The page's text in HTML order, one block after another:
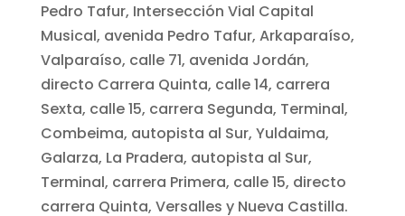
Pedro Tafur, Intersección Vial Capital
Musical, avenida Pedro Tafur, Arkaparaíso,
Valparaíso, calle 71, avenida Jordán,
directo Carrera Quinta, calle 14, carrera
Sexta, calle 15, carrera Segunda, Terminal,
Combeima, autopista al Sur, Yuldaima,
Galarza, La Pradera, autopista al Sur,
Terminal, carrera Primera, calle 15, directo
carrera Quinta, Versalles y Nueva Castilla.